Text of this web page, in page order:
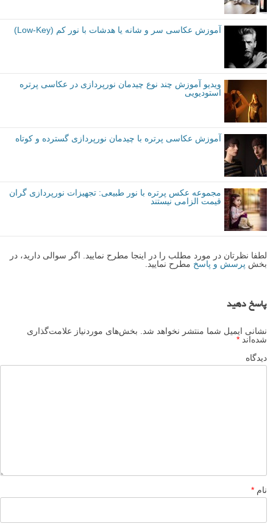
آموزش عکاسی سر و شانه یا هدشات با نور کم (Low-Key)
ویدیو آموزش چند نوع چیدمان نورپردازی در عکاسی پرتره
استودیویی
آموزش عکاسی پرتره با چیدمان نورپردازی گسترده و کوتاه
مجموعه عکس پرتره با نور طبیعی: تجهیزات نورپردازی گران
قیمت الزامی نیستند
لطفا نظرتان در مورد مطلب را در اینجا مطرح نمایید. اگر سوالی دارید، در
بخش پرسش و پاسخ مطرح نمایید.
پاسخ دهید
نشانی ایمیل شما منتشر نخواهد شد. بخش‌های موردنیاز علامت‌گذاری
شده‌اند *
دیدگاه
نام *